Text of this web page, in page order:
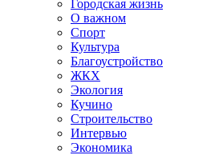
Городская жизнь
О важном
Спорт
Культура
Благоустройство
ЖКХ
Экология
Кучино
Строительство
Интервью
Экономика